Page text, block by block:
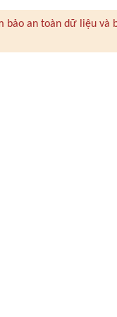
an toàn dữ liệu và